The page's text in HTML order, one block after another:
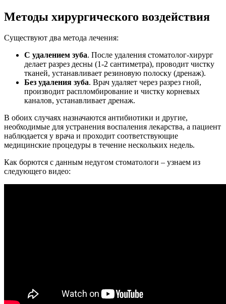
Методы хирургического воздействия
Существуют два метода лечения:
С удалением зуба. После удаления стоматолог-хирург
делает разрез десны (1-2 сантиметра), проводит чистку
тканей, устанавливает резиновую полоску (дренаж).
Без удаления зуба. Врач удаляет через разрез гной,
производит распломбирование и чистку корневых
каналов, устанавливает дренаж.
В обоих случаях назначаются антибиотики и другие,
необходимые для устранения воспаления лекарства, а пациент
наблюдается у врача и проходит соответствующие
медицинские процедуры в течение нескольких недель.
Как борются с данным недугом стоматологи – узнаем из
следующего видео: